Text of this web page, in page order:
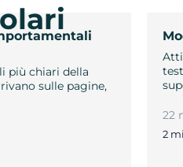
più chiari della
sulle pagine,
22
2